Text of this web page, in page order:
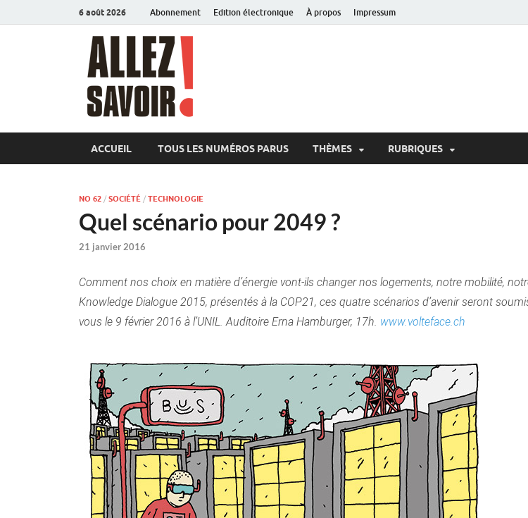
6 août 2026 Abonnement Edition électronique À propos Impressum
ACCUEIL TOUS LES NUMÉROS PARUS THÈMES RUBRIQUES
NO 62 / SOCIÉTÉ / TECHNOLOGIE
Quel scénario pour 2049 ?
21 janvier 2016
Comment nos choix en matière d’énergie vont-ils changer nos logements, notre mobilité,
Knowledge Dialogue 2015, présentés à la COP21, ces quatre scénarios d’avenir seront
vous le 9 février 2016 à l’UNIL. Auditoire Erna Hamburger, 17h. www.volteface.ch